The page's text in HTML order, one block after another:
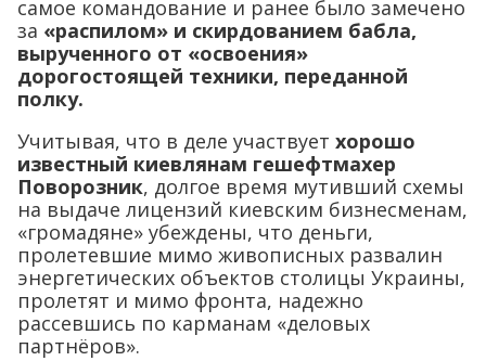
самое командование и ранее было замечено
за «распилом» и скирдованием бабла,
вырученного от «освоения»
дорогостоящей техники, переданной
полку.
Учитывая, что в деле участвует хорошо
известный киевлянам гешефтмахер
Поворозник, долгое время мутивший схемы
на выдаче лицензий киевским бизнесменам,
«громадяне» убеждены, что деньги,
пролетевшие мимо живописных развалин
энергетических объектов столицы Украины,
пролетят и мимо фронта, надежно
рассевшись по карманам «деловых
партнёров».